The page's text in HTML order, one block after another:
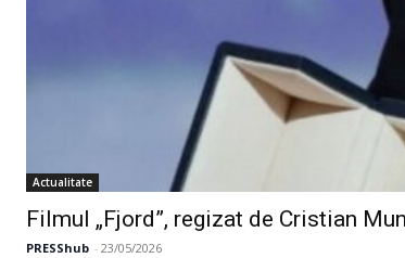
Actualitate
Filmul „Fjord”, regizat de Cristian
PRESShub - 23/05/2026